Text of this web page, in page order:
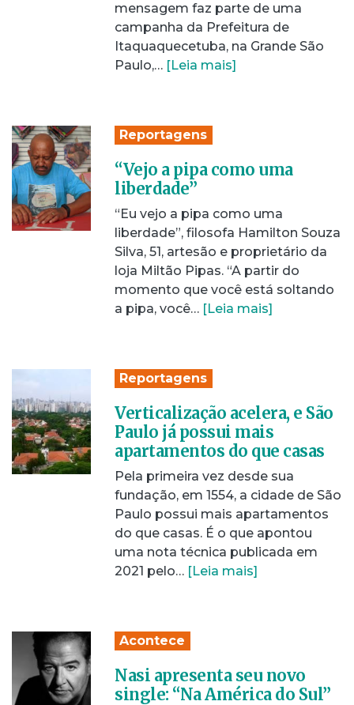
mensagem faz parte de uma
campanha da Prefeitura de
Itaquaquecetuba, na Grande São
Paulo,… [Leia mais]
Reportagens
“Vejo a pipa como uma
liberdade”
“Eu vejo a pipa como uma
liberdade”, filosofa Hamilton Souza
Silva, 51, artesão e proprietário da
loja Miltão Pipas. “A partir do
momento que você está soltando
a pipa, você… [Leia mais]
Reportagens
Verticalização acelera, e São
Paulo já possui mais
apartamentos do que casas
Pela primeira vez desde sua
fundação, em 1554, a cidade de São
Paulo possui mais apartamentos
do que casas. É o que apontou
uma nota técnica publicada em
2021 pelo… [Leia mais]
Acontece
Nasi apresenta seu novo
single: “Na América do Sul”